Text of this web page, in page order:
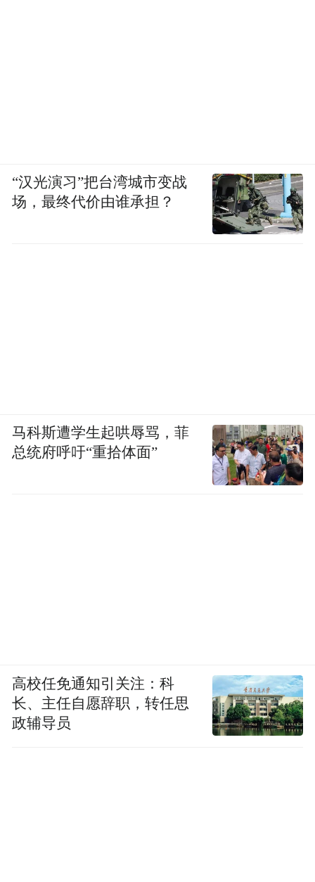
“汉光演习”把台湾城市变战
场，最终代价由谁承担？
马科斯遭学生起哄辱骂，菲
总统府呼吁“重拾体面”
高校任免通知引关注：科
长、主任自愿辞职，转任思
政辅导员